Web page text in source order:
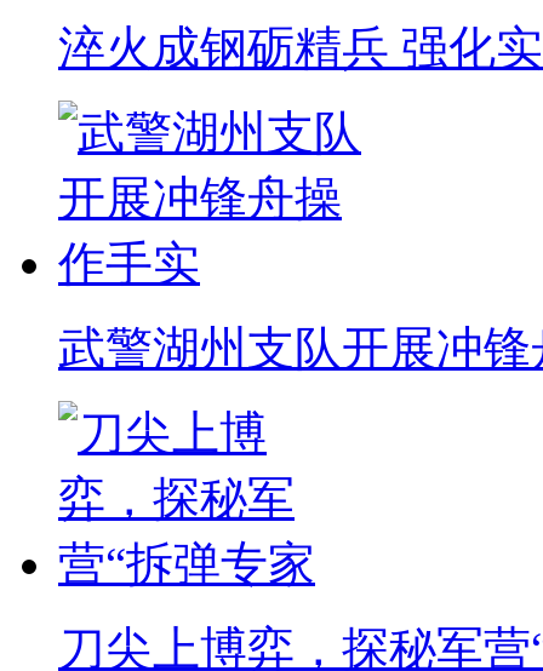
淬火成钢砺精兵 强化
武警湖州支队开展冲
刀尖上博弈，探秘军